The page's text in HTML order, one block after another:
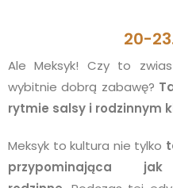
20-
Ale Meksyk! Czy to
wybitnie dobrą zabawę?
rytmie salsy i rodzinnym
Meksyk to kultura nie tylko
przypominająca